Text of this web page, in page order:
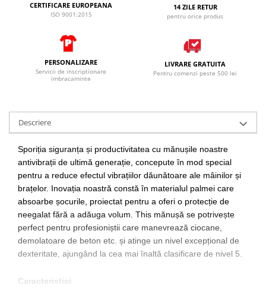
CERTIFICARE EUROPEANA
ISO 9001:2015
14 ZILE RETUR
pentru orice produs
PERSONALIZARE
Servicii de inscriptionare
imbracaminte
LIVRARE GRATUITA
Pentru comenzi peste 500 lei
Descriere
Sporiția siguranța și productivitatea cu mănușile noastre
antivibrații de ultimă generație, concepute în mod special
pentru a reduce efectul vibrațiilor dăunătoare ale mâinilor și
brațelor. Inovația noastră constă în materialul palmei care
absoarbe șocurile, proiectat pentru a oferi o protecție de
neegalat fără a adăuga volum. This mănușă se potrivește
perfect pentru profesioniștii care manevrează ciocane,
demolatoare de beton etc. și atinge un nivel excepțional de
dexteritate, ajungând la cea mai înaltă clasificare de nivel 5.
Caracteristici